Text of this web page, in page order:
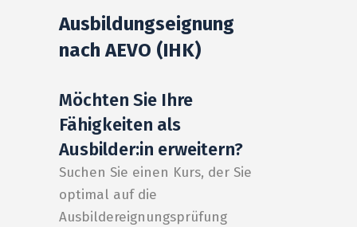
Ausbildungseignung
nach AEVO (IHK)
Möchten Sie Ihre
Fähigkeiten als
Ausbilder:in erweitern?
Suchen Sie einen Kurs, der Sie
optimal auf die
Ausbildereignungsprüfung